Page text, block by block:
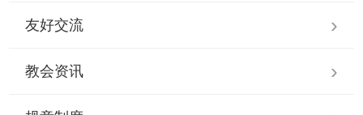
友好交流
教会资讯